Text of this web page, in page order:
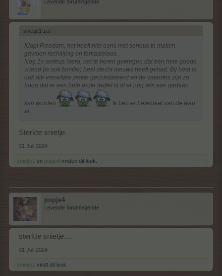
Levende forumlegende
snietje1 zei: ↑
Klopt Freedom, het heeft niet eens met serieus te maken,
gewoon rechtlijnig en fantasieloos.
Nog 1x serieus hiero, net te horen gekregen dat een hele goede
vriend (is ook familie) heel slecht nieuws heeft gehad. Bij hem is
ook die vreselijke ziekte geconstateerd en de waardes zijn zo
hoog dat er een hele grote twijfel is of er nog iets aan gedaan
kan worden
Ik ben er helemaal van de wap
af....
Sterkte snietje.
31 Juli 2024
snietje1 en popje4 vinden dit leuk.
popje4
Levende forumlegende
sterkte snietje....
31 Juli 2024
snietje1 vindt dit leuk.